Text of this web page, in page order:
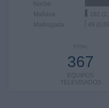
Noche
Mañana
162
Madrugada
49
TOTAL
367
EQUIPOS
TELEVISADOS